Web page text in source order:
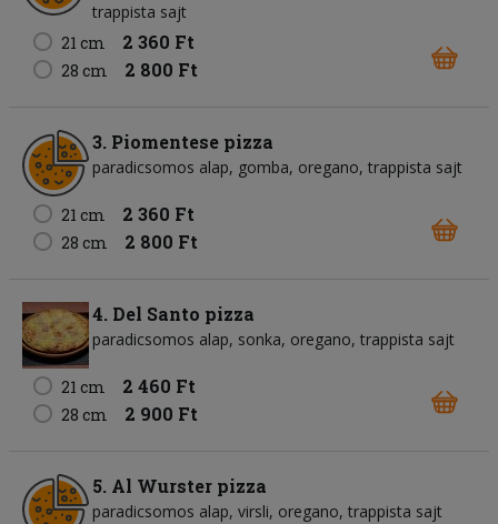
trappista sajt
21 cm
2 360 Ft
28 cm 2 800 Ft
3. Piomentese pizza
paradicsomos alap gomba oregano trappista sajt
21 cm 2 360 Ft
28 cm 2 800 Ft
4. Del Santo pizza
paradicsomos alap sonka oregano trappista sajt
21 cm 2 460 Ft
28 cm 2 900 Ft
5. Al Wurster pizza
paradicsomos alap virsli oregano trappista sajt